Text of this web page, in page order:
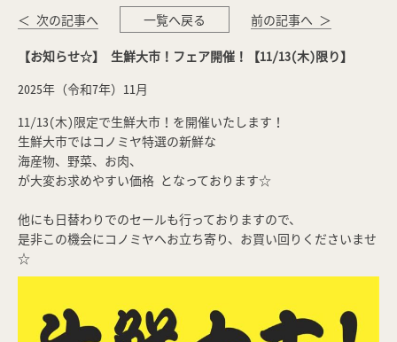
＜ 次の記事へ 一覧へ戻る 前の記事へ ＞
【お知らせ☆】 生鮮大市！フェア開催！【11/13(木)限り】
2025年（令和7年）11月
11/13(木)限定で生鮮大市！を開催いたします！
生鮮大市ではコノミヤ特選の新鮮な
海産物、野菜、お肉、
が大変お求めやすい価格 となっております☆
他にも日替わりでのセールも行っておりますので、
是非この機会にコノミヤへお立ち寄り、お買い回りくださいませ
☆